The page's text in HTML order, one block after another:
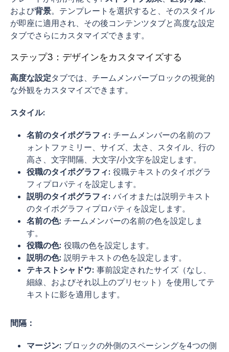
および背景。テンプレートを選択すると、そのスタイル
が即座に適用され、その後コンテンツタブと高度な設定
タブでさらにカスタマイズできます。
ステップ3：デザインをカスタマイズする
高度な設定タブでは、チームメンバーブロックの視覚的
な外観をカスタマイズできます。
スタイル:
名前のタイポグラフィ: チームメンバーの名前のフ
ォントファミリー、サイズ、太さ、スタイル、行の
高さ、文字間隔、大文字/小文字を設定します。
役職のタイポグラフィ: 役職テキストのタイポグラ
フィプロパティを設定します。
説明のタイポグラフィ: バイオまたは説明テキスト
のタイポグラフィプロパティを設定します。
名前の色: チームメンバーの名前の色を設定しま
す。
役職の色: 役職の色を設定します。
説明の色: 説明テキストの色を設定します。
テキストシャドウ: 事前設定されたサイズ（なし、
細線、およびそれ以上のプリセット）を使用してテ
キストに影を適用します。
間隔：
マージン: ブロックの外側のスペーシングを4つの側